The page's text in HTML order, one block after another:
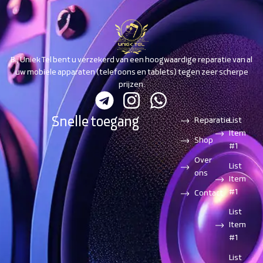
Bij Uniek Tel bent u verzekerd van een hoogwaardige reparatie van al
uw mobiele apparaten (telefoons en tablets) tegen zeer scherpe
prijzen.
Snelle toegang
Reparatie
Shop
Over
ons
Contact
List
Item
#1
List
Item
#1
List
Item
#1
List